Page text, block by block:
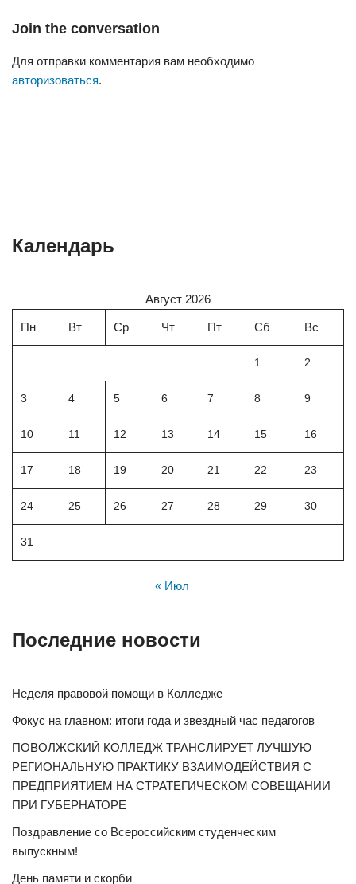
Join the conversation
Для отправки комментария вам необходимо
авторизоваться.
Календарь
Август 2026
Пн Вт Ср Чт Пт Сб Вс
1 2
3 4 5 6 7 8 9
10 11 12 13 14 15 16
17 18 19 20 21 22 23
24 25 26 27 28 29 30
31
« Июл
Последние новости
Неделя правовой помощи в Колледже
Фокус на главном: итоги года и звездный час педагогов
ПОВОЛЖСКИЙ КОЛЛЕДЖ ТРАНСЛИРУЕТ ЛУЧШУЮ
РЕГИОНАЛЬНУЮ ПРАКТИКУ ВЗАИМОДЕЙСТВИЯ С
ПРЕДПРИЯТИЕМ НА СТРАТЕГИЧЕСКОМ СОВЕЩАНИИ
ПРИ ГУБЕРНАТОРЕ
Поздравление со Всероссийским студенческим
выпускным!
День памяти и скорби